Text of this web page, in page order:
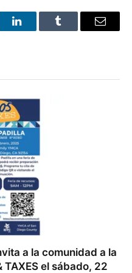
LinkedInTumblr Email
a la comunidad a la
TAXES el sábado, 22